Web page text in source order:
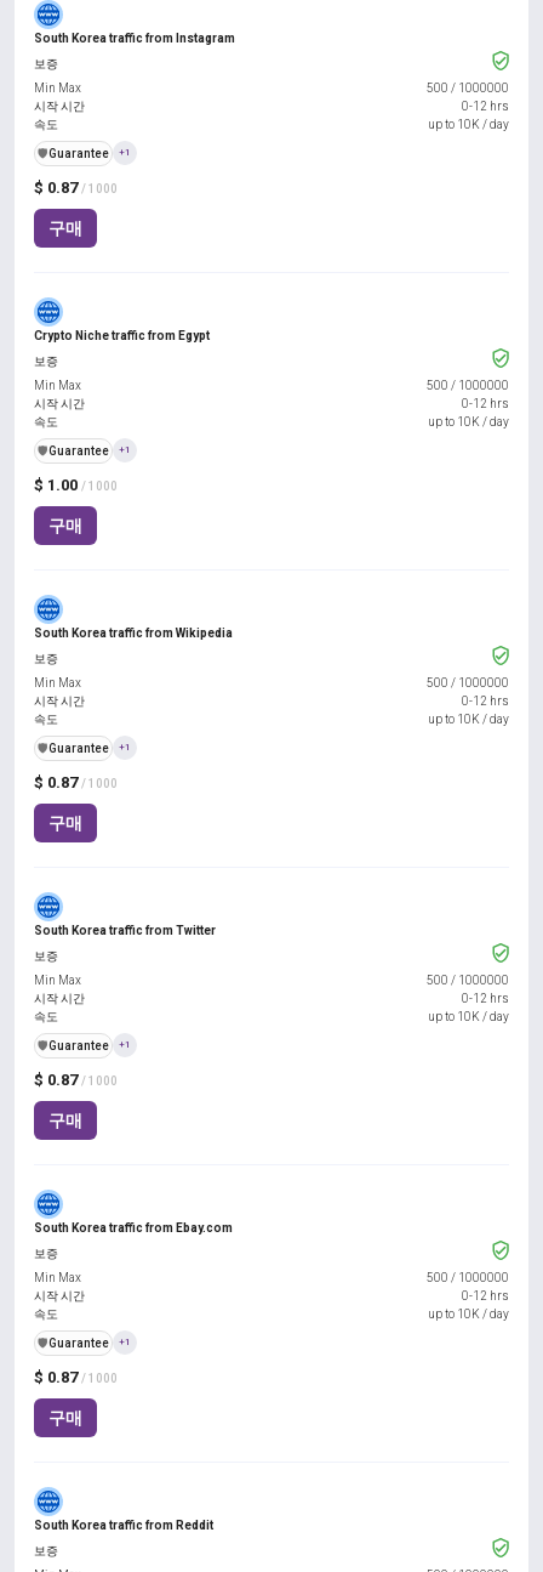
South Korea traffic from Instagram
$ 0.87 / 1000
구매
보증
Min Max
500 / 1000000
시작 시간
0-12 hrs
속도
up to 10K / day
️🛡️Guarantee +1
Crypto Niche traffic from Egypt
$ 1.00 / 1000
구매
보증
Min Max
500 / 1000000
시작 시간
0-12 hrs
속도
up to 10K / day
️🛡️Guarantee +1
South Korea traffic from Wikipedia
$ 0.87 / 1000
구매
보증
Min Max
500 / 1000000
시작 시간
0-12 hrs
속도
up to 10K / day
️🛡️Guarantee +1
South Korea traffic from Twitter
$ 0.87 / 1000
구매
보증
Min Max
500 / 1000000
시작 시간
0-12 hrs
속도
up to 10K / day
️🛡️Guarantee +1
South Korea traffic from Ebay.com
$ 0.87 / 1000
구매
보증
Min Max
500 / 1000000
시작 시간
0-12 hrs
속도
up to 10K / day
️🛡️Guarantee +1
South Korea traffic from Reddit
보증